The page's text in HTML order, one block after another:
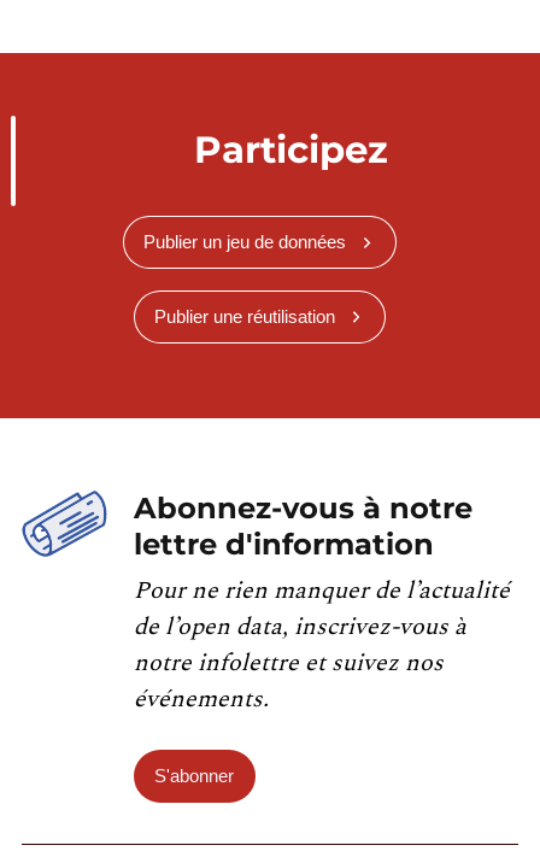
Participez
Publier un jeu de données
Publier une réutilisation
Abonnez-vous à notre
lettre d'information
Pour ne rien manquer de l’actualité
de l’open data, inscrivez-vous à
notre infolettre et suivez nos
événements.
S'abonner